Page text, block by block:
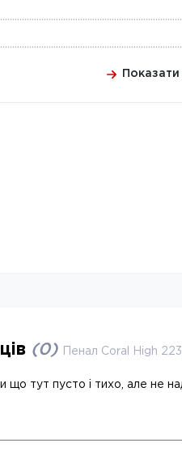
Показати
(0) Пенал Coral High
що тут пусто і тихо, але не